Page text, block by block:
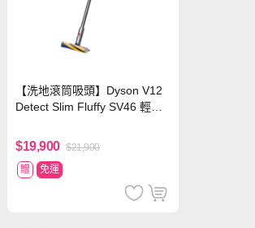
【洗地滾筒吸頭】Dyson V12
Detect Slim Fluffy SV46 輕量
$19,900 $21,900
贈
免運